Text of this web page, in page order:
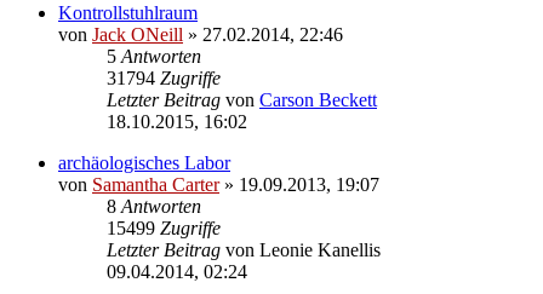
Kontrollstuhlraum
von Jack ONeill » 27.02.2014, 22:46
5 Antworten
31794 Zugriffe
Letzter Beitrag von Carson Beckett
18.10.2015, 16:02
archäologisches Labor
von Samantha Carter» 19.09.2013, 19:07
8 Antworten
15499 Zugriffe
Letzter Beitrag von Leonie Kanellis
09.04.2014, 02:24